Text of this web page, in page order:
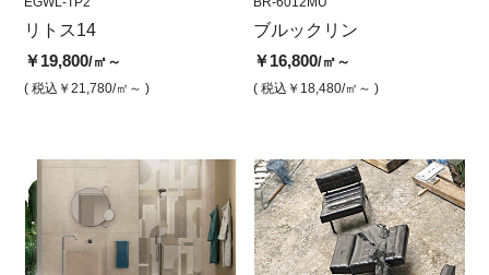
リトス14
￥19,800/㎡～
( 税込￥21,780/㎡～ )
リトス14 ムーン 半磨き
￥19,800/㎡
( 税込￥21,780/㎡ )
ブルックリン シルバー
（半磨き）
￥16,800/㎡
ブルックリン
￥16,800/㎡～
( 税込￥18,480/㎡～ )